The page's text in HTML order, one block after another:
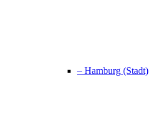
– Hamburg (Stadt)